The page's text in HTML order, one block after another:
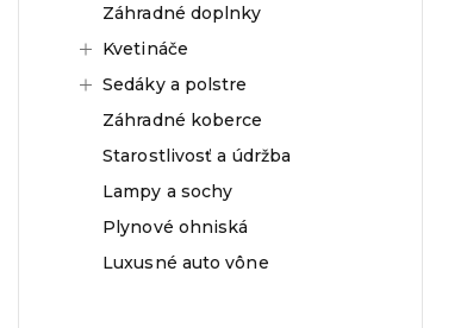
Záhradné doplnky
Kvetináče
Sedáky a polstre
Záhradné koberce
Starostlivosť a údržba
Lampy a sochy
Plynové ohniská
Luxusné auto vône